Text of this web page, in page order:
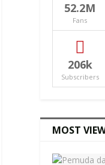
52.2M
Fans
206k
Subscribers
MOST